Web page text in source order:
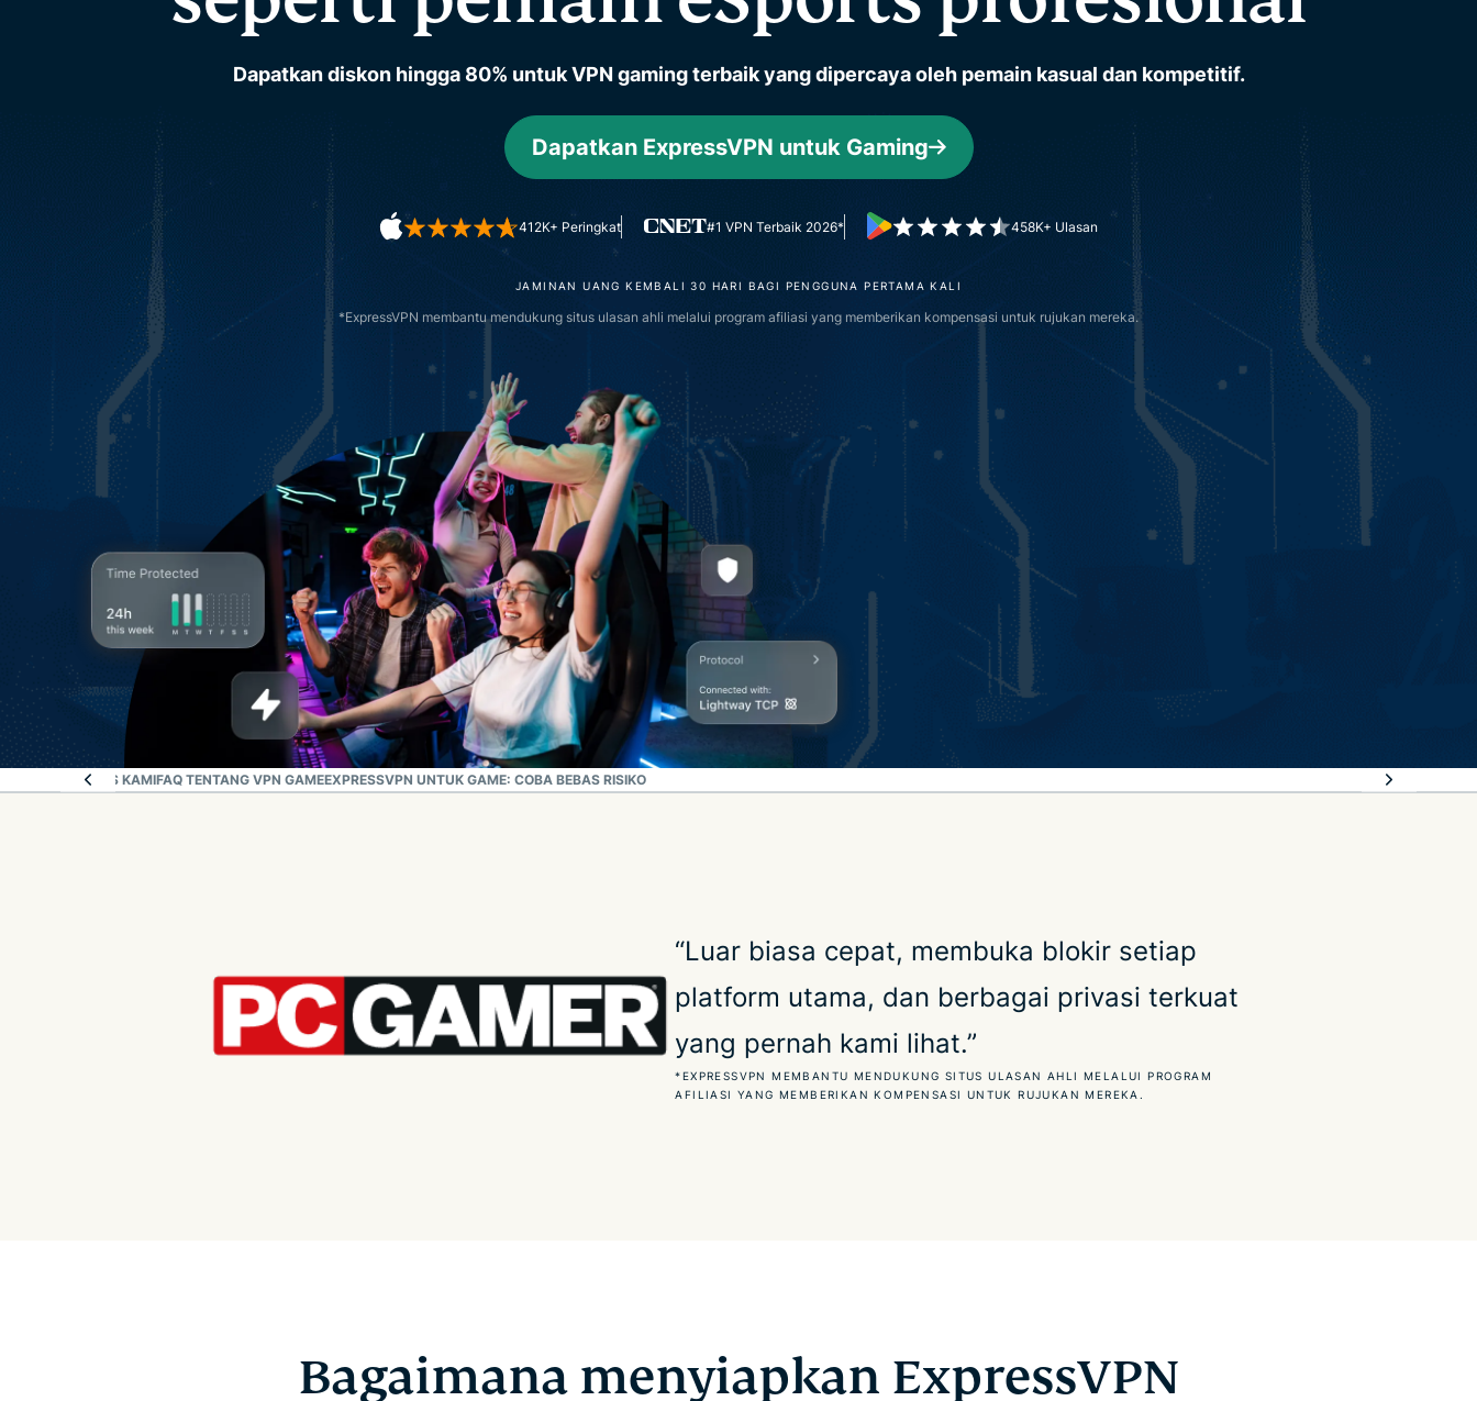
multi faktor,
komputasi
yang
privasi.
Paket alat
berkemampuan
perlindungan
pemantauan,
penghapusan
Dapatkan diskon hingga 80% untuk VPN gaming terbaik yang dipercaya oleh pemain kasual dan kompetitif.
Dapatkan ExpressVPN untuk Gaming
412K+ Peringkat #1 VPN Terbaik 2026* 458K+ Ulasan
JAMINAN UANG KEMBALI 30 HARI BAGI PENGGUNA PERTAMA KALI
*ExpressVPN membantu mendukung situs ulasan ahli melalui program afiliasi yang memberikan kompensasi untuk rujukan mereka.
PALING PUAS KAMIFAQ TENTANG VPN GAMEEXPRESSVPN UNTUK GAME: COBA BEBAS RISIKO
“Luar biasa cepat, membuka blokir setiap
platform utama, dan berbagai privasi terkuat
yang pernah kami lihat.”
*EXPRESSVPN MEMBANTU MENDUKUNG SITUS ULASAN AHLI MELALUI PROGRAM
AFILIASI YANG MEMBERIKAN KOMPENSASI UNTUK RUJUKAN MEREKA.
Bagaimana menyiapkan ExpressVPN